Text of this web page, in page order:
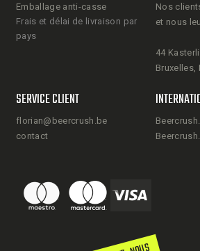
Emballage anti-casse
Frais et délai de livraison par
pays
Nos
et nous
44
Bruxelles,
SERVICE CLIENT
florian@beercrush.be
contact